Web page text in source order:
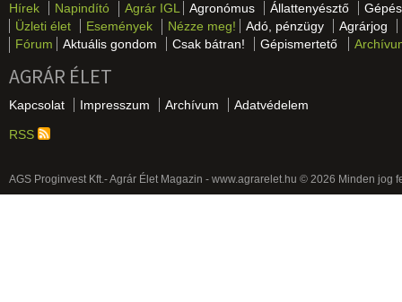
Hírek Napindító Agrár IGL Agronómus Állattenyésztő
Üzleti élet
Események Nézze meg! Adó, pénzügy
Agrárjog
Fórum
Aktuális gondom Csak bátran! Gépismertető
AGRÁR ÉLET
Kapcsolat Impresszum Archívum Adatvédelem
RSS
AGS Proginvest Kft.- Agrár Élet Magazin - www.agrarelet.hu © 2026 Minden jog